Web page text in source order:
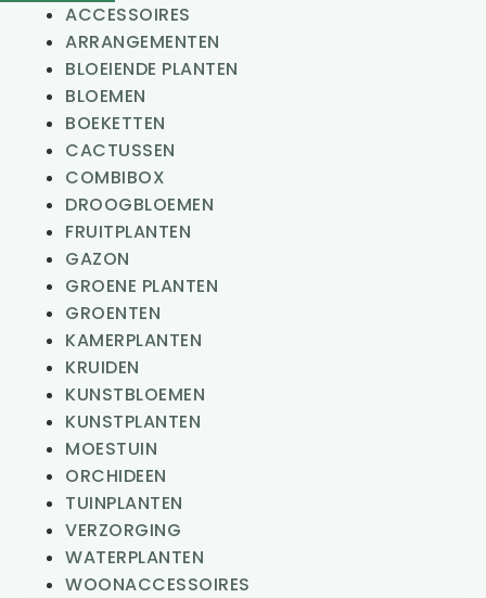
ACCESSOIRES
ARRANGEMENTEN
BLOEIENDE PLANTEN
BLOEMEN
BOEKETTEN
CACTUSSEN
COMBIBOX
DROOGBLOEMEN
FRUITPLANTEN
GAZON
GROENE PLANTEN
GROENTEN
KAMERPLANTEN
KRUIDEN
KUNSTBLOEMEN
KUNSTPLANTEN
MOESTUIN
ORCHIDEEN
TUINPLANTEN
VERZORGING
WATERPLANTEN
WOONACCESSOIRES